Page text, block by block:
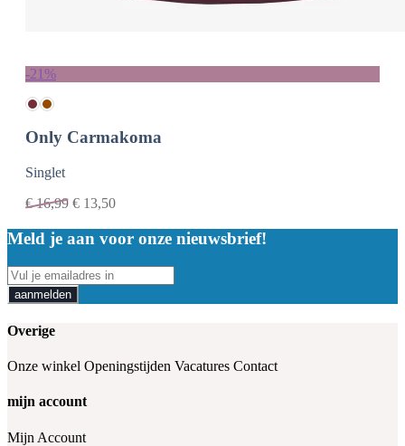
-21%
Only Carmakoma
Singlet
€16,99 € 13,50
Meld je aan voor onze nieuwsbrief!
aanmelden
Overige
Onze winkel Openingstijden Vacatures Contact
mijn account
Mijn Account